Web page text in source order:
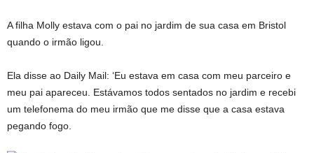
A filha Molly estava com o pai no jardim de sua casa em Bristol
quando o irmão ligou.
Ela disse ao Daily Mail: ‘Eu estava em casa com meu parceiro e
meu pai apareceu. Estávamos todos sentados no jardim e recebi
um telefonema do meu irmão que me disse que a casa estava
pegando fogo.